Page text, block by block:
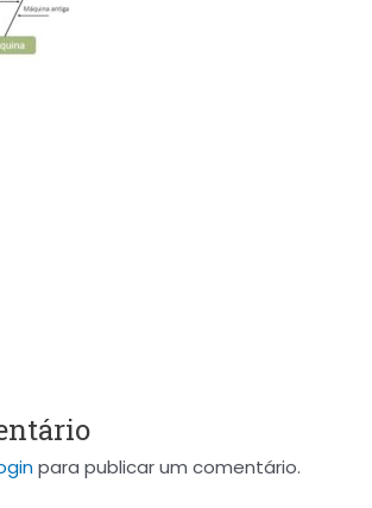
para publicar um comentário.